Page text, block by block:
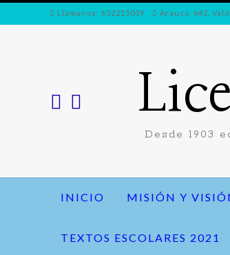
Ir
Llámanos: 632215059 Arauco, 642.
Desde 1903
INICIO MISIÓN Y
TEXTOS ESCOLARES 2021